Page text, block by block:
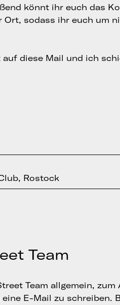
könnt ihr euch das
Ort, sodass ihr euch um
diese Mail und ich
Rostock
Team
Team allgemein,
E-Mail zu schreiben.